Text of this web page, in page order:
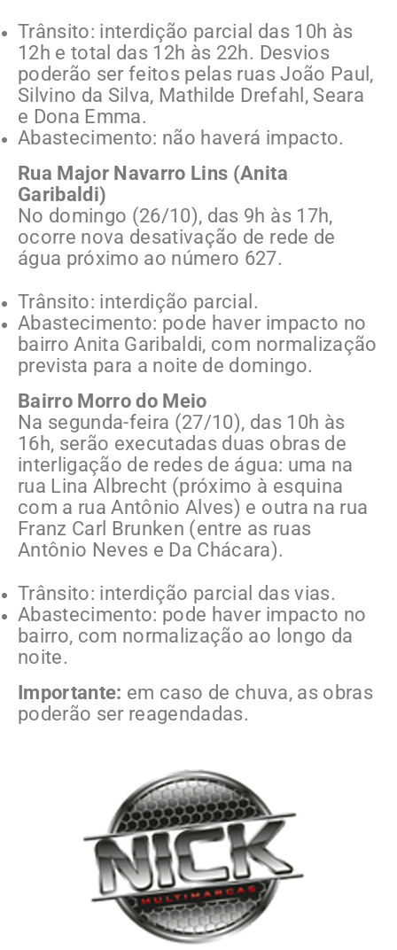
Trânsito: interdição parcial das 10h às
12h e total das 12h às 22h. Desvios
poderão ser feitos pelas ruas João Paul,
Silvino da Silva, Mathilde Drefahl, Seara
e Dona Emma.
Abastecimento: não haverá impacto.
Rua Major Navarro Lins (Anita
Garibaldi)
No domingo (26/10), das 9h às 17h,
ocorre nova desativação de rede de
água próximo ao número 627.
Trânsito: interdição parcial.
Abastecimento: pode haver impacto no
bairro Anita Garibaldi, com normalização
prevista para a noite de domingo.
Bairro Morro do Meio
Na segunda-feira (27/10), das 10h às
16h, serão executadas duas obras de
interligação de redes de água: uma na
rua Lina Albrecht (próximo à esquina
com a rua Antônio Alves) e outra na rua
Franz Carl Brunken (entre as ruas
Antônio Neves e Da Chácara).
Trânsito: interdição parcial das vias.
Abastecimento: pode haver impacto no
bairro, com normalização ao longo da
noite.
Importante: em caso de chuva, as obras
poderão ser reagendadas.